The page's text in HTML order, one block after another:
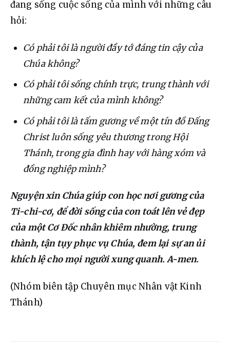
đang sống cuộc sống của mình với những câu
hỏi:
Có phải tôi là người đầy tớ đáng tin cậy của
Chúa không?
Có phải tôi sống chính trực, trung thành với
những cam kết của mình không?
Có phải tôi là tấm gương về một tín đồ Đấng
Christ luôn sống yêu thương trong Hội
Thánh, trong gia đình hay với hàng xóm và
đồng nghiệp mình?
Nguyện xin Chúa giúp con học nơi gương của
Ti-chi-cơ, để đời sống của con toát lên vẻ đẹp
của một Cơ Đốc nhân khiêm nhường, trung
thành, tận tụy phục vụ Chúa, đem lại sự an ủi
khích lệ cho mọi người xung quanh. A-men.
(Nhóm biên tập Chuyên mục Nhân vật Kinh
Thánh)